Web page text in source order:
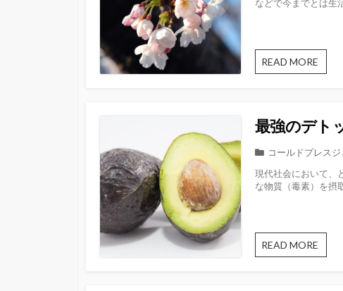
リ
などで今までとは生
READ MORE
生
始
る
ダ
イ
最強のデト
カ
テ
ゴ
リ
コールドプレスジ
現代社会において、
な物質（毒素）を摂
READ MORE
強